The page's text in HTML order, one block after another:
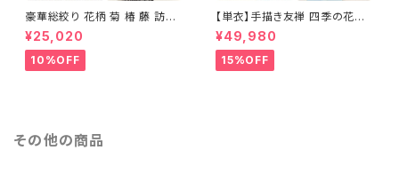
豪華総絞り 花柄 菊 椿 藤 訪問
着 鹿の子絞り ラメ 正絹 黒 白
グレー 1435
¥25,020
10%OFF
【単衣】手描き友禅 四季の花々
正絹 訪問着 水色 黄緑 白 パス
テルカラー 1431
¥49,980
15%OFF
その他の商品